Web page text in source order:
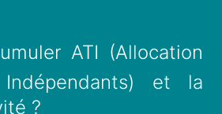
ATI (Allocation
Indépendants) et la
?